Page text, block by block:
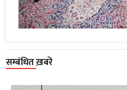
सम्बंधित ख़बरें